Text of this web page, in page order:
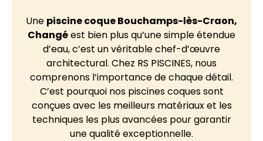
Une piscine coqueBouchamps-lès-Craon,
Changéest bien plus qu’une simple étendue
d’eau, c’est un véritable chef-d’œuvre
architectural. Chez RS PISCINES, nous
comprenons l’importance de chaque détail.
C’est pourquoi nos piscines coques sont
conçues avec les meilleurs matériaux et les
techniques les plus avancées pour garantir
une qualité exceptionnelle.